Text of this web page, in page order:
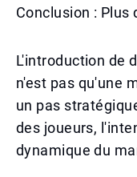
Conclusion :
L'introduction de
n'est pas qu'une
un pas
des joueurs,
dynamique du